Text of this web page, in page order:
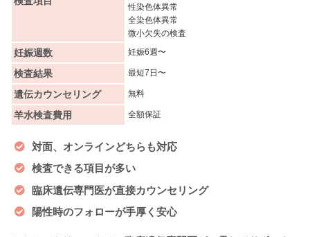
性染色体異常
全染色体異常
微小欠失の検査
妊娠週数 妊娠6週〜
検査結果 最短7日〜
遺伝カウンセリング 無料
羊水検査費用 全額保証
対面、オンラインどちらも対応
検査できる項目が多い
臨床遺伝専門医が直接カウンセリング
陽性時のフォローが手厚く安心